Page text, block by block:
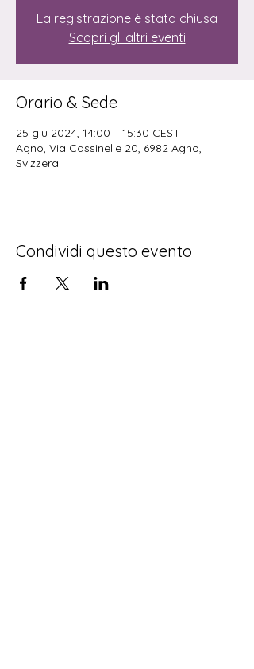
La registrazione è stata chiusa
Scopri gli altri eventi
Orario & Sede
25 giu 2024, 14:00 – 15:30 CEST
Agno, Via Cassinelle 20, 6982 Agno,
Svizzera
Condividi questo evento